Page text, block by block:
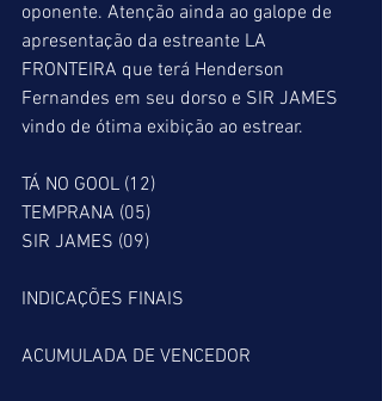
oponente. Atenção ainda ao galope de
apresentação da estreante LA
FRONTEIRA que terá Henderson
Fernandes em seu dorso e SIR JAMES
vindo de ótima exibição ao estrear.
TÁ NO GOOL (12)
TEMPRANA (05)
SIR JAMES (09)
INDICAÇÕES FINAIS
ACUMULADA DE VENCEDOR